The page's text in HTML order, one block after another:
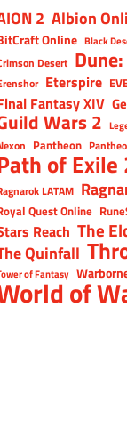
2 Albion
Online Black
Desert
Eterspire
Fantasy XIV
Wars 2
Pantheon
of Exile
LATAM
Quest Online
Reach The
Quinfall
of Fantasyof